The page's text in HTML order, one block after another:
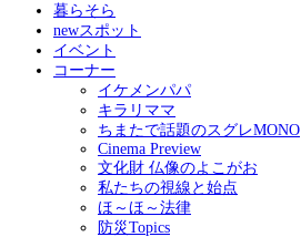
暮らそら
newスポット
イベント
コーナー
イケメンパパ
キラリママ
ちまたで話題のスグレMONO
Cinema Preview
文化財 仏像のよこがお
私たちの視線と始点
ほ～ほ～法律
防災Topics